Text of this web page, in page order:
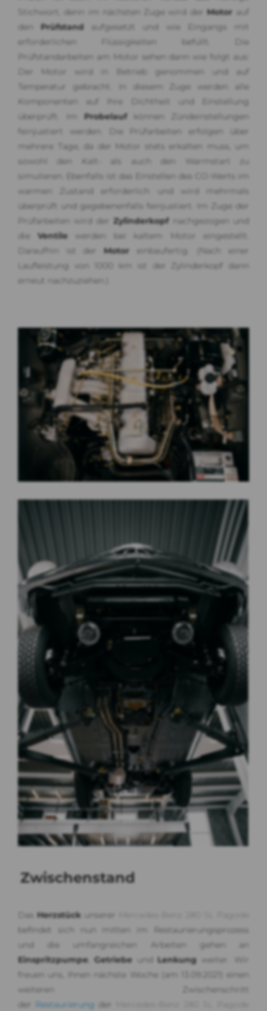
Stichwort, denn im nächsten Zuge wird der Motor auf
den Prüfstand aufgesetzt und wie Eingangs mit
erforderlichen Flüssigkeiten befüllt. Die
Prüfstandarbeiten am Motor sehen dann wie folgt aus:
Der Motor wird in Betrieb genommen und auf
Temperatur gebracht. In diesem Zuge werden alle
Komponenten auf Ihre Dichtheit und Einstellung
überprüft. Im Probelauf können Zündeinstellungen
feinjustiert werden. Die Prüfarbeiten erfolgen über
mehrere Tage, da der Motor stets erkalten muss, um
sowohl den Kalt- als auch den Warmstart zu
simulieren. Ebenfalls ist das Einstellen des CO-Werts im
warmen Zustand erforderlich und wird mehrmals
überprüft und gegebenenfalls feinjustiert. Im Zuge der
Prüfarbeiten wird der Zylinderkopf nachgezogen und
die Ventile werden bei kaltem Motor eingestellt.
Daraufhin ist der Motor einbaufertig. (Nach einer
Laufleistung von 1000 km ist der Zylinderkopf dann
erneut nachzuziehen.)
Zwischenstand
Das Herzstück unserer
befindet sich nun mitten im Restaurierungsprozess
und die umfangreichen Arbeiten gehen an
Einspritzpumpe Getriebe Lenkung weiter. Wir
freuen uns, Ihnen nächste Woche (am 13.09.2021) einen
weiteren Zwischenschritt
der
Restaurierung der